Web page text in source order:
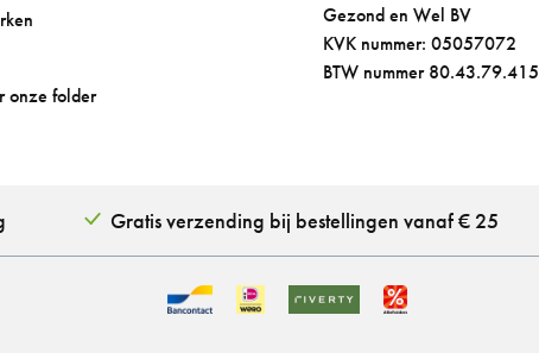
onze folder
Gezond en Wel BV
KVK nummer: 05057072
BTW nummer 80.43.79.415
Gratis verzending bij bestellingen vanaf € 25